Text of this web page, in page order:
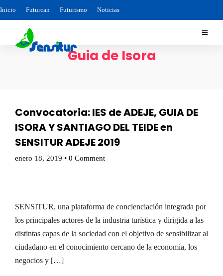
Inicio Futurcan Futurismo Noticias
Guia de Isora
Convocatoria: IES de ADEJE, GUIA DE
ISORA Y SANTIAGO DEL TEIDE en
SENSITUR ADEJE 2019
enero 18, 2019 • 0 Comment
SENSITUR, una plataforma de concienciación integrada por
los principales actores de la industria turística y dirigida a las
distintas capas de la sociedad con el objetivo de sensibilizar al
ciudadano en el conocimiento cercano de la economía, los
negocios y […]